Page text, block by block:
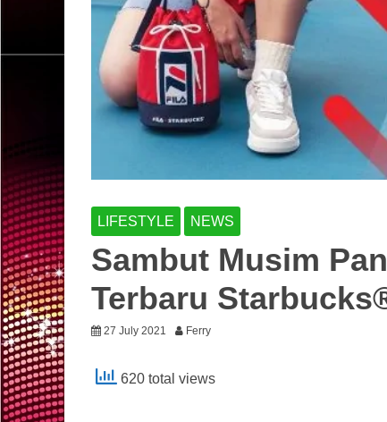
LIFESTYLE NEWS
Sambut Musim
Terbaru
27 July 2021 Ferry
620 total views